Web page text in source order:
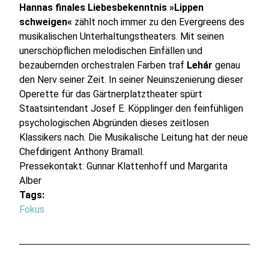
Hannas finales Liebesbekenntnis »Lippen
schweigen« zählt noch immer zu den Evergreens des
musikalischen Unterhaltungstheaters. Mit seinen
unerschöpflichen melodischen Einfällen und
bezaubernden orchestralen Farben traf Lehár genau
den Nerv seiner Zeit. In seiner Neuinszenierung dieser
Operette für das Gärtnerplatztheater spürt
Staatsintendant Josef E. Köpplinger den feinfühligen
psychologischen Abgründen dieses zeitlosen
Klassikers nach. Die Musikalische Leitung hat der neue
Chefdirigent Anthony Bramall.
Pressekontakt: Gunnar Klattenhoff und Margarita
Alber
Tags:
Fokus